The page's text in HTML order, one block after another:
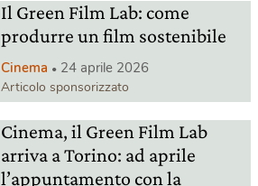
Il Green Film Lab: come
produrre un film sostenibile
Cinema 24 aprile 2026
Articolo sponsorizzato
Cinema, il Green Film Lab
arriva a Torino: ad aprile
l’appuntamento con la